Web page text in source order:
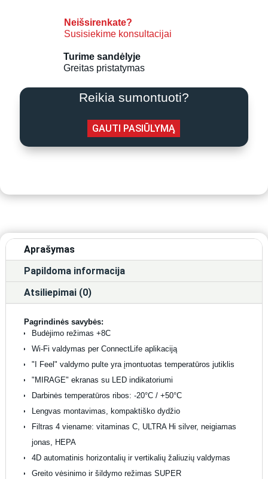
Neišsirenkate?
Susisiekime konsultacijai
Turime sandėlyje
Greitas pristatymas
Reikia sumontuoti?
GAUTI PASIŪLYMĄ
Aprašymas
Papildoma informacija
Atsiliepimai (0)
Pagrindinės savybės:
Budėjimo režimas +8C
Wi-Fi valdymas per ConnectLife aplikaciją
"I Feel" valdymo pulte yra įmontuotas temperatūros jutiklis
"MIRAGE" ekranas su LED indikatoriumi
Darbinės temperatūros ribos: -20°C / +50°C
Lengvas montavimas, kompaktiško dydžio
Filtras 4 viename: vitaminas C, ULTRA Hi silver, neigiamas
jonas, HEPA
4D automatinis horizontalių ir vertikalių žaliuzių valdymas
Greito vėsinimo ir šildymo režimas SUPER